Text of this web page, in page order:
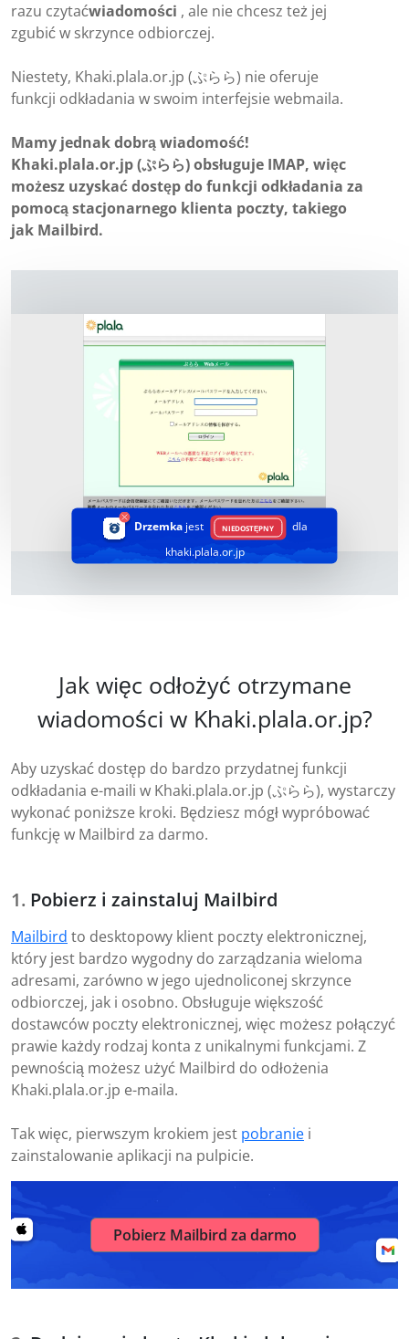
razu czytaćwiadomości , ale nie chcesz też jej
zgubić w skrzynce odbiorczej.
Niestety, Khaki.plala.or.jp (ぷらら) nie oferuje
funkcji odkładania w swoim interfejsie webmaila.
Mamy jednak dobrą wiadomość!
Khaki.plala.or.jp (ぷらら) obsługuje IMAP, więc
możesz uzyskać dostęp do funkcji odkładania za
pomocą stacjonarnego klienta poczty, takiego
jak Mailbird.
Drzemka jest NIEDOSTĘPNY
dla
khaki.plala.or.jp
Jak więc odłożyć otrzymane
wiadomości w Khaki.plala.or.jp?
Aby uzyskać dostęp do bardzo przydatnej funkcji
odkładania e-maili w Khaki.plala.or.jp (ぷらら), wystarczy
wykonać poniższe kroki. Będziesz mógł wypróbować
funkcję w Mailbird za darmo.
Pobierz i zainstaluj Mailbird
Mailbird to desktopowy klient poczty elektronicznej,
który jest bardzo wygodny do zarządzania wieloma
adresami, zarówno w jego ujednoliconej skrzynce
odbiorczej, jak i osobno. Obsługuje większość
dostawców poczty elektronicznej, więc możesz połączyć
prawie każdy rodzaj konta z unikalnymi funkcjami. Z
pewnością możesz użyć Mailbird do odłożenia
Khaki.plala.or.jp e-maila.
Tak więc, pierwszym krokiem jest pobranie i
zainstalowanie aplikacji na pulpicie.
Pobierz Mailbird za darmo